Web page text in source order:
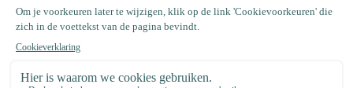
Specificaties